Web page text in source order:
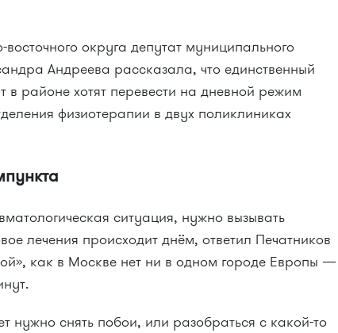
округа депутат муниципального
Андреева рассказала, что единственный
в районе хотят перевести на дневной режим
физиотерапии в двух поликлиниках
ситуация, нужно вызывать
лечения происходит днём, ответил Печатников
как в Москве нет ни в одном городе Европы —
нужно снять побои, или разобраться с какой-то